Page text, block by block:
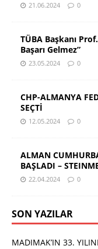
21.06.2024 0
TÜBA Başkanı
Başarı Gelmez”
23.05.2024 0
CHP-ALMANYA
SEÇTİ
12.05.2024 0
ALMAN
BAŞLADI –
22.04.2024 0
SON YAZILAR
MADIMAK’IN 33.